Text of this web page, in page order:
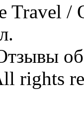
Travel /
rights